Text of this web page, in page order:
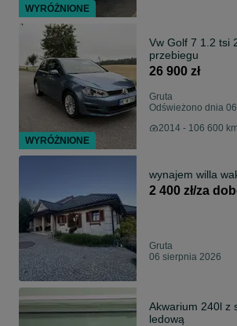
Vw Golf 7 1.2 tsi
przebiegu
26 900 zł
Gruta
Odświeżono dnia
2014 - 106 600 km
wynajem willa
2 400 zł/za
Gruta
06 sierpnia 2026
Akwarium 240l z
ledową
WYRÓŻNIONE
WYRÓŻNIONE